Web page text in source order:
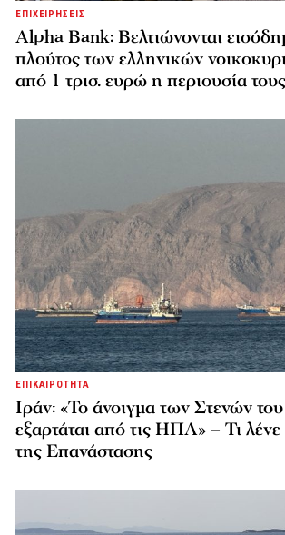
ΕΠΙΧΕΙΡΗΣΕΙΣ
Alpha Bank: Βελτιώνονται
πλούτος των ελληνικών
από 1 τρισ. ευρώ η περιουσία τους
ΕΠΙΚΑΙΡΟΤΗΤΑ
Ιράν: «Το άνοιγμα των Στενών
εξαρτάται από τις ΗΠΑ» – Τι
της Επανάστασης